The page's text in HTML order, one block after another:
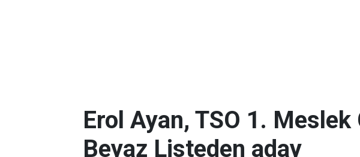
Erol Ayan, TSO 1. Meslek
Beyaz Listeden aday